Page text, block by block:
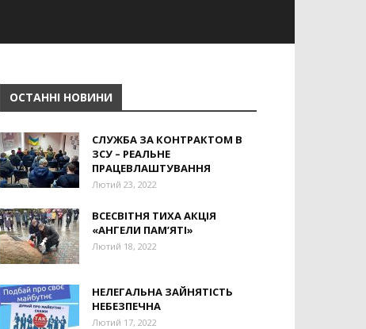
ОСТАННІ НОВИНИ
СЛУЖБА ЗА КОНТРАКТОМ В
ЗСУ – РЕАЛЬНЕ
ПРАЦЕВЛАШТУВАННЯ
Лютий 23, 2022
ВСЕСВІТНЯ ТИХА АКЦІЯ
«АНГЕЛИ ПАМ’ЯТІ»
Лютий 18, 2022
НЕЛЕГАЛЬНА ЗАЙНЯТІСТЬ
НЕБЕЗПЕЧНА
Лютий 17, 2022